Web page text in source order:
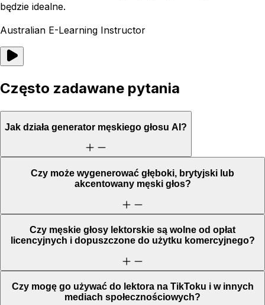
będzie idealne.
Australian E-Learning Instructor
Często zadawane pytania
Jak działa generator męskiego głosu AI?
Czy może wygenerować głęboki, brytyjski lub
akcentowany męski głos?
Czy męskie głosy lektorskie są wolne od opłat
licencyjnych i dopuszczone do użytku komercyjnego?
Czy mogę go używać do lektora na TikToku i w innych
mediach społecznościowych?